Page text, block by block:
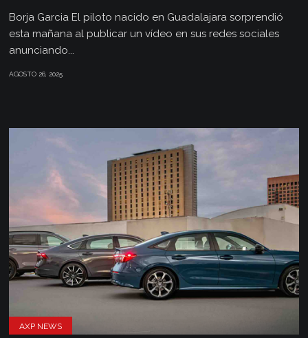
Borja Garcia El piloto nacido en Guadalajara sorprendió
esta mañana al publicar un vídeo en sus redes sociales
anunciando...
AGOSTO 26, 2025
AXP NEWS